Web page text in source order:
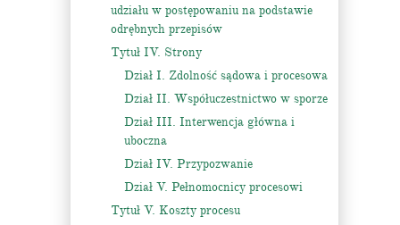
udziału w postępowaniu na podstawie
odrębnych przepisów
Tytuł IV. Strony
Dział I. Zdolność sądowa i procesowa
Dział II. Współuczestnictwo w sporze
Dział III. Interwencja główna i
uboczna
Dział IV. Przypozwanie
Dział V. Pełnomocnicy procesowi
Tytuł V. Koszty procesu